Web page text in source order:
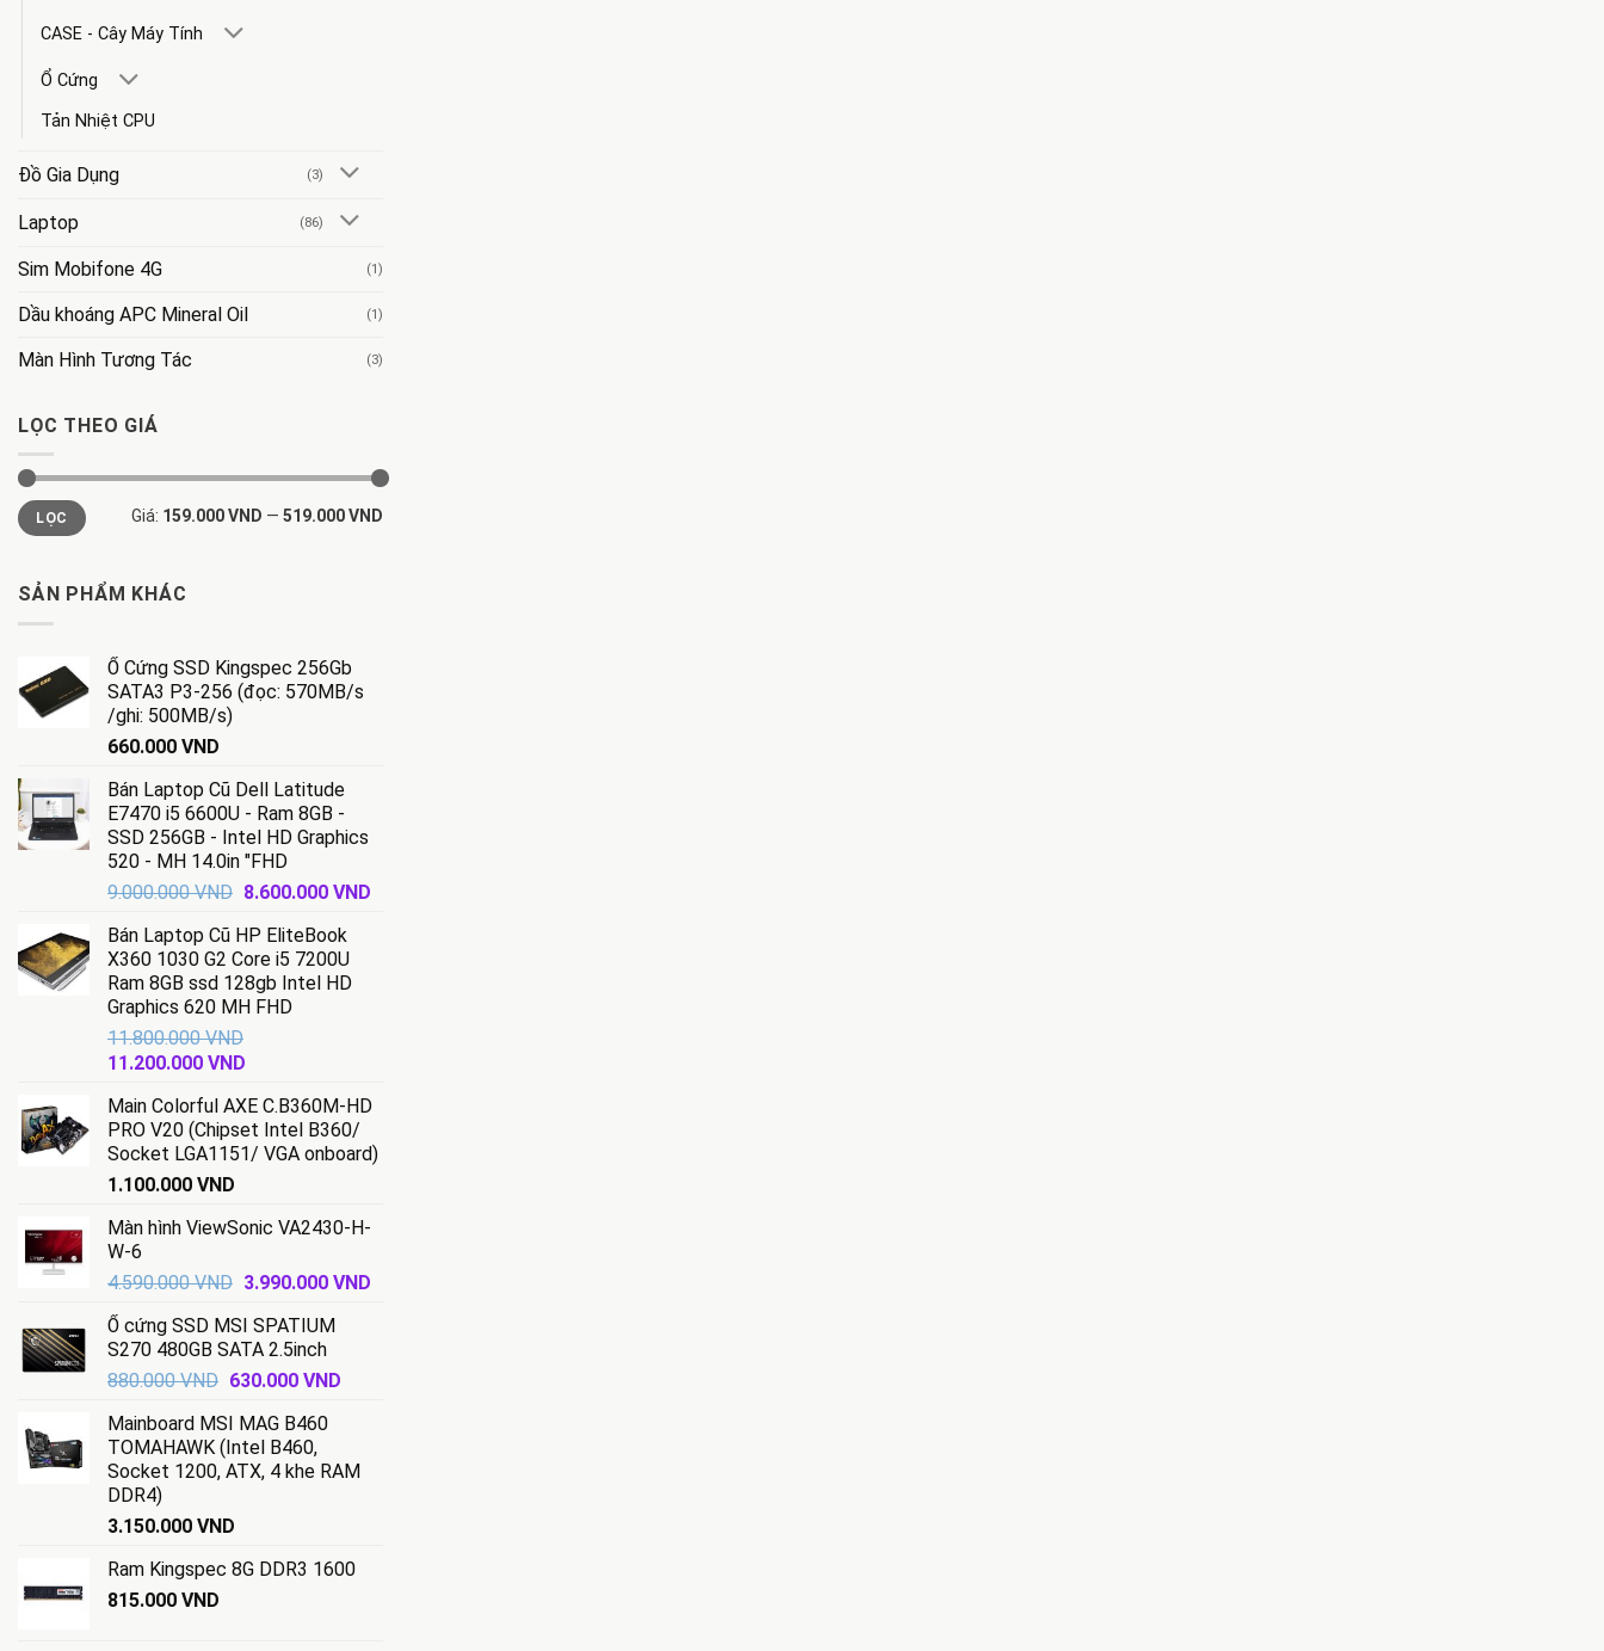
CASE - Cây Máy Tính
Ổ Cứng
Tản Nhiệt CPU
Đồ Gia Dụng (3)
Laptop (86)
Sim Mobifone 4G (1)
Dầu khoáng APC Mineral Oil (1)
Màn Hình Tương Tác (3)
LỌC THEO GIÁ
Giá
tối
thiểu
Giá
tối
đa
LỌC Giá: 159.000 VND — 519.000 VND
SẢN PHẨM KHÁC
Ổ Cứng SSD Kingspec 256Gb
SATA3 P3-256 (đọc: 570MB/s
/ghi: 500MB/s)
660.000 VND
Bán Laptop Cũ Dell Latitude
E7470 i5 6600U - Ram 8GB -
SSD 256GB - Intel HD Graphics
520 - MH 14.0in "FHD
9.000.000VND Giá
là:
9.000.000 VND.
8.600.000 VNDGiá
Bán Laptop Cũ HP EliteBook
X360 1030 G2 Core i5 7200U
Ram 8GB ssd 128gb Intel HD
Graphics 620 MH FHD
11.800.000VND
Giá
là:
11.800.000 VND.
11.200.000 VND
tại
là:
11.200.000 VND.
Main Colorful AXE C.B360M-HD
PRO V20 (Chipset Intel B360/
Socket LGA1151/ VGA onboard)
1.100.000 VND
Màn hình ViewSonic VA2430-H-
W-6
4.590.000VND Giá
là:
4.590.000 VND.
3.990.000 VNDGiá
Ổ cứng SSD MSI SPATIUM
S270 480GB SATA 2.5inch
880.000VND Giá
là:
880.000 VND.
630.000 VNDGiá
630.000 VND.
Mainboard MSI MAG B460
TOMAHAWK (Intel B460,
Socket 1200, ATX, 4 khe RAM
DDR4)
3.150.000 VND
Ram Kingspec 8G DDR3 1600
815.000 VND